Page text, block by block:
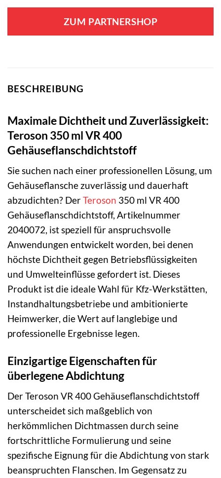
ZUM PARTNERSHOP
BESCHREIBUNG
Maximale Dichtheit und Zuverlässigkeit:
Teroson 350 ml VR 400
Gehäuseflanschdichtstoff
Sie suchen nach einer professionellen Lösung, um
Gehäuseflansche zuverlässig und dauerhaft
abzudichten? DerTeroson 350 ml VR 400
Gehäuseflanschdichtstoff, Artikelnummer
2040072, ist speziell für anspruchsvolle
Anwendungen entwickelt worden, bei denen
höchste Dichtheit gegen Betriebsflüssigkeiten
und Umwelteinflüsse gefordert ist. Dieses
Produkt ist die ideale Wahl für Kfz-Werkstätten,
Instandhaltungsbetriebe und ambitionierte
Heimwerker, die Wert auf langlebige und
professionelle Ergebnisse legen.
Einzigartige Eigenschaften für
überlegene Abdichtung
Der Teroson VR 400 Gehäuseflanschdichtstoff
unterscheidet sich maßgeblich von
herkömmlichen Dichtmassen durch seine
fortschrittliche Formulierung und seine
spezifische Eignung für die Abdichtung von stark
beanspruchten Flanschen. Im Gegensatz zu